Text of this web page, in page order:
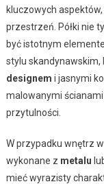
kluczowych
przestrzeń. Półki nie
być istotnym
stylu
designem i jasnymi
malowanymi
przytulności.
W przypadku wnętrz
wykonane z metalu
mieć wyrazisty